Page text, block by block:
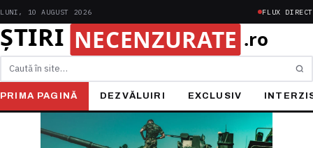
LUNI, 10 AUGUST 2026 FLUX DIRECT
Caută
PRIMA PAGINĂ DEZVĂLUIRI EXCLUSIV